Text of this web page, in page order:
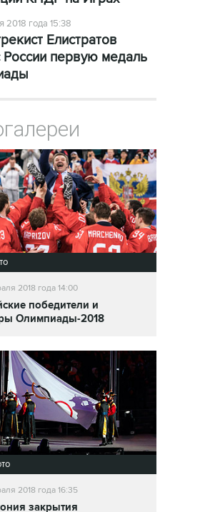
2018 года 15:38
Елистратов
России первую медаль
2018 года 14:00
победители и
Олимпиады-2018
2018 года 16:35
закрытия